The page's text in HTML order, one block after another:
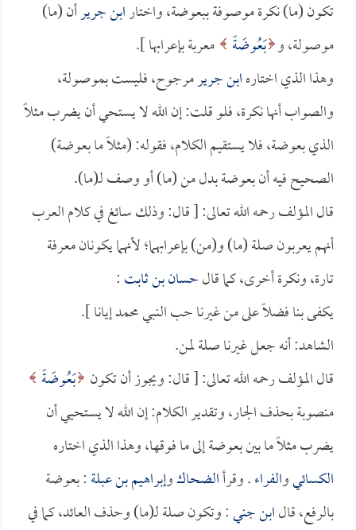
تكون (ما) نكرة موصوفة ببعوضة، واختارابن جريرأن (ما)
موصولة، و بَعُوضَةً معربة بإعرابها ].
وهذا الذي اختارهابن جريرمرجوح، فليست بموصولة،
والصواب أنها نكرة، فلو قلت: إن الله لا يستحي أن يضرب مثلاً
الذي بعوضة، فلا يستقيم الكلام، فقوله: (مثلاً ما بعوضة)
الصحيح فيه أن بعوضة بدل من (ما) أو وصف لـ(ما).
قال المؤلف رحمه الله تعالى: [ قال: وذلك سائغ في كلام العرب
أنهم يعربون صلة (ما) و(من) بإعرابهما؛ لأنهما يكونان معرفة
تارة، ونكرة أخرى، كما قالحسان بن ثابت:
يكفى بنا فضلاً على من غيرنا حب النبي محمد إيانا ].
الشاهد: أنه جعل غيرنا صلة لمن.
قال المؤلف رحمه الله تعالى: [ قال: ويجوز أن تكون بَعُوضَةً
منصوبة بحذف الجار، وتقدير الكلام: إن الله لا يستحيي أن
يضرب مثلاً ما بين بعوضة إلى ما فوقها، وهذا الذي اختاره
الكسائيوالفراء. وقرأالضحاكوإبراهيم بن عبلة: بعوضة
بالرفع، قالابن جني: وتكون صلة لـ(ما) وحذف العائد، كما في